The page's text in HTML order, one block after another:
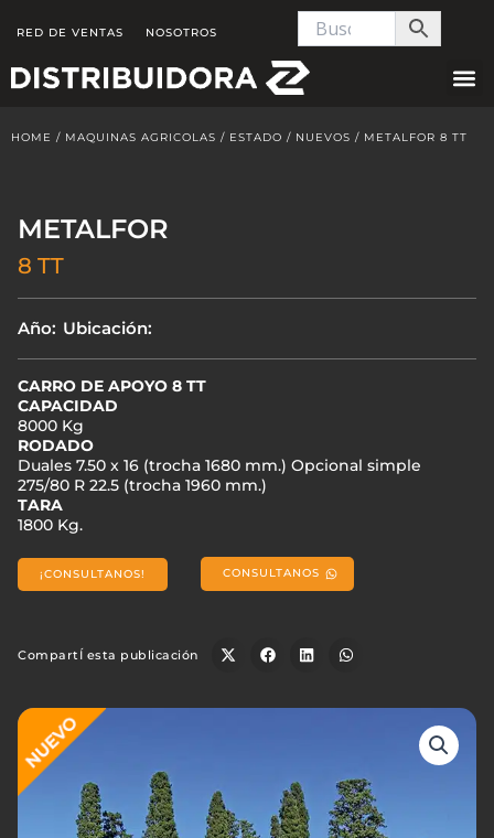
content
RED DE VENTAS NOSOTROS
HOME / MAQUINAS AGRICOLAS / ESTADO / NUEVOS / METALFOR 8 TT
METALFOR
8 TT
Año: Ubicación:
CARRO DE APOYO 8 TT
CAPACIDAD
8000 Kg
RODADO
Duales 7.50 x 16 (trocha 1680 mm.) Opcional simple
275/80 R 22.5 (trocha 1960 mm.)
TARA
1800 Kg.
¡CONSULTANOS! CONSULTANOS
CompartÍ esta publicación